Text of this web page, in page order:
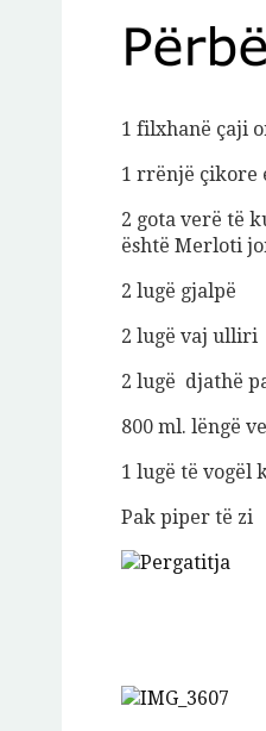
1 filxhanë çaji
1 rrënjë çikore
2 gota verë të
është Merloti
2 lugë gjalpë
2 lugë vaj ulliri
2 lugë djathë
800 ml. lëngë
1 lugë të vogël
Pak piper të zi